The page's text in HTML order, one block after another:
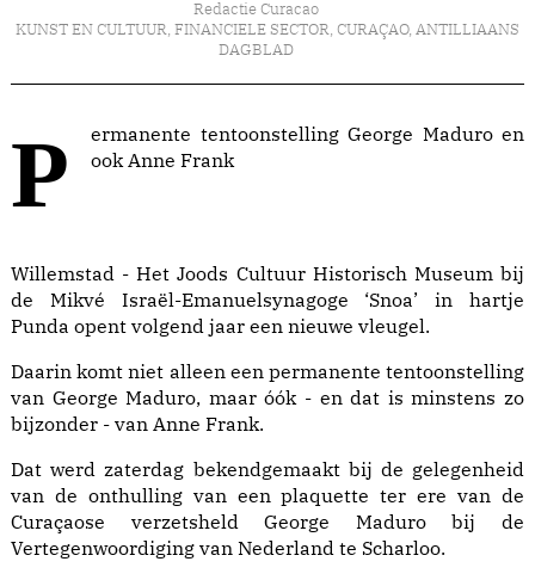
Redactie Curacao
KUNST EN CULTUUR, FINANCIELE SECTOR, CURAÇAO, ANTILLIAANS
DAGBLAD
Permanente tentoonstelling George Maduro en ook Anne Frank
Willemstad - Het Joods Cultuur Historisch Museum bij
de Mikvé Israël-Emanuelsynagoge ‘Snoa’ in hartje
Punda opent volgend jaar een nieuwe vleugel.
Daarin komt niet alleen een permanente tentoonstelling
van George Maduro, maar óók - en dat is minstens zo
bijzonder - van Anne Frank.
Dat werd zaterdag bekendgemaakt bij de gelegenheid
van de onthulling van een plaquette ter ere van de
Curaçaose verzetsheld George Maduro bij de
Vertegenwoordiging van Nederland te Scharloo.